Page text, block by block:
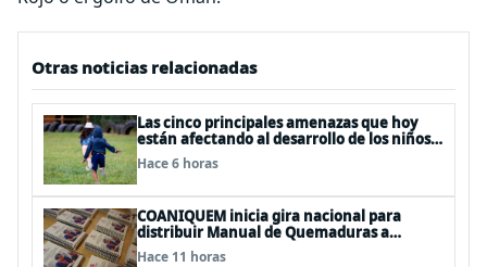
Otras noticias relacionadas
Las cinco principales amenazas que hoy
están afectando al desarrollo de los niños
en Chile
Hace 6 horas
COANIQUEM inicia gira nacional para
distribuir Manual de Quemaduras a
profesionales de la salud
Hace 11 horas